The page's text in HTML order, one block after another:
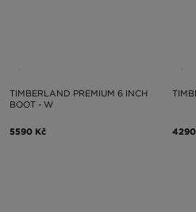
TIMBERLAND PREMIUM 6 INCH
BOOT - W
5590 Kč